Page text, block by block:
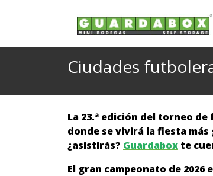
Ciudades
La 23.ª edición del torneo
donde se vivirá la fiesta
¿asistirás? Guardabox te
El gran campeonato de